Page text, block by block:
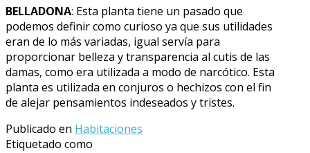
BELLADONA: Esta planta tiene un pasado que
podemos definir como curioso ya que sus utilidades
eran de lo más variadas, igual servía para
proporcionar belleza y transparencia al cutis de las
damas, como era utilizada a modo de narcótico. Esta
planta es utilizada en conjuros o hechizos con el fin
de alejar pensamientos indeseados y tristes.
Publicado en Habitaciones
Etiquetado como